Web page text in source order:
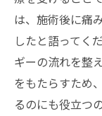
は、施術後に痛
したと語ってく
ギーの流れを整
をもたらすため
るのにも役立つ